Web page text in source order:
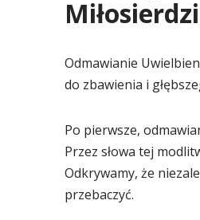
Odmawianie
do zbawienia i
Po pierwsze,
Przez słowa tej
Odkrywamy, że
przebaczyć.